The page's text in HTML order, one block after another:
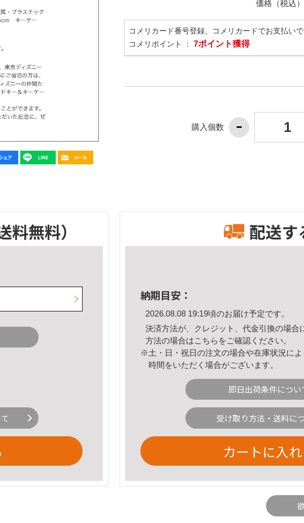
価格（税込）
コメリカード番号登録、コメリカードでお支払いで
コメリポイント ： 7ポイント獲得
購入個数
料無料） 配送す
納期目安：
2026.08.08 19:19頃のお届け予定です。
決済方法が、クレジット、代金引換の場合
方法の場合はこちら をご確認ください。
※土・日・祝日の注文の場合や在庫状況に
時間をいただく場合がございます。
即日出荷条件につい
受け取り方法・送料に
カートに入